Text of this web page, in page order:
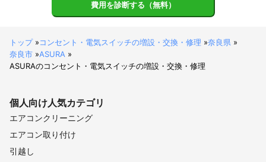
費用を診断する（無料）
トップ»コンセント・電気スイッチの増設・交換・修理 »奈良県 »
奈良市 »ASURA »
ASURAのコンセント・電気スイッチの増設・交換・修理
個人向け人気カテゴリ
エアコンクリーニング
エアコン取り付け
引越し